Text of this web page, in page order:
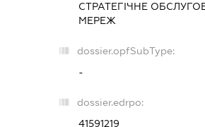
СТРАТЕГІЧНЕ
МЕРЕЖ
dossier.opfSubType:
-
dossier.edrpo:
41591219